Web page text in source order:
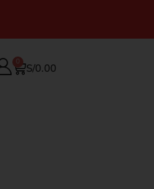
S/0.00
0